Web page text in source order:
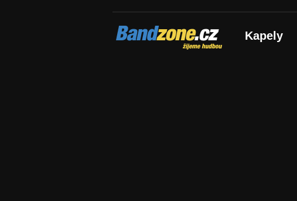
Bandzone.cz
žijeme hudbou Kapely